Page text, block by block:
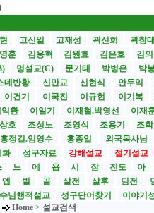
고신일 고재성 곽선희 곽창대
훈 김용혁 김원효 김은호 김
명설교(C) 문기태 박병은 박
데반황 신만교 신현식 안두익
이건기 이국진 이규현 이기복
익환 이일기 이재철.박영선 이재
호 조성노 조영식 조용기 조
홍정길.임영수 홍종일 외국목사님
화 성구자료 강해설교 절기설교
느 에 욥 시 잠 전도 아
엡 빌 골 살전 살후 딤전
님행적설교 성구단어찾기 이야기
Home > 설교검색